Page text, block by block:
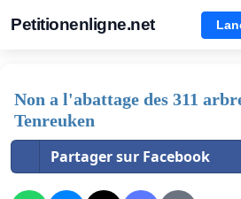
Petitionenligne.net
Non a l'abattage des 311
Tenreuken
Partager sur Facebook